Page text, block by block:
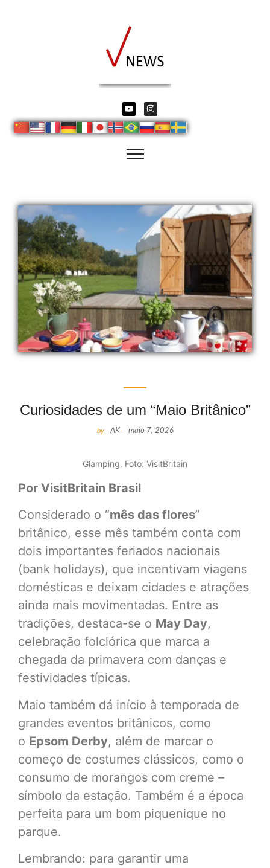
Curiosidades de um “Maio Britânico”
by AK- maio 7, 2026
Glamping. Foto: VisitBritain
Por VisitBritain Brasil
Considerado o “mês das flores”
britânico, esse mês também conta com
dois importantes feriados nacionais
(bank holidays), que incentivam viagens
domésticas e deixam cidades e atrações
ainda mais movimentadas. Entre as
tradições, destaca-se o May Day,
celebração folclórica que marca a
chegada da primavera com danças e
festividades típicas.
Maio também dá início à temporada de
grandes eventos britânicos, como
o Epsom Derby, além de marcar o
começo de costumes clássicos, como o
consumo de morangos com creme –
símbolo da estação. Também é a época
perfeita para um bom piquenique no
parque.
Lembrando: para garantir uma